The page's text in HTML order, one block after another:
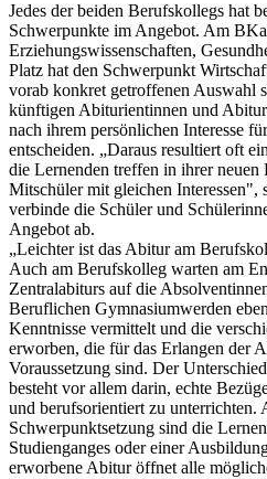
Jedes der beiden Berufskollegs hat
Schwerpunkte im Angebot. Am
Erziehungswissenschaften,
Platz hat den Schwerpunkt
vorab konkret getroffenen Auswahl
künftigen Abiturientinnen und
nach ihrem persönlichen Interesse
entscheiden. „Daraus resultiert oft
die Lernenden treffen in ihrer
Mitschüler mit gleichen Interessen",
verbinde die Schüler und
Angebot ab.
„Leichter ist das Abitur am
Auch am Berufskolleg warten am
Zentralabiturs auf die
Beruflichen Gymnasiumwerden
Kenntnisse vermittelt und die
erworben, die für das Erlangen der
Voraussetzung sind. Der
besteht vor allem darin, echte
und berufsorientiert zu unterrichten.
Schwerpunktsetzung sind die
Studienganges oder einer
erworbene Abitur öffnet alle